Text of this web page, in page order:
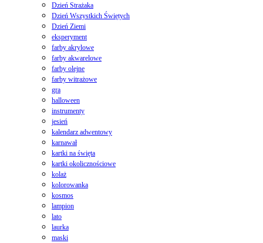
Dzień Strażaka
Dzień Wszystkich Świętych
Dzień Ziemi
eksperyment
farby akrylowe
farby akwarelowe
farby olejne
farby witrażowe
gra
halloween
instrumenty
jesień
kalendarz adwentowy
karnawał
kartki na święta
kartki okolicznościowe
kolaż
kolorowanka
kosmos
lampion
lato
laurka
maski